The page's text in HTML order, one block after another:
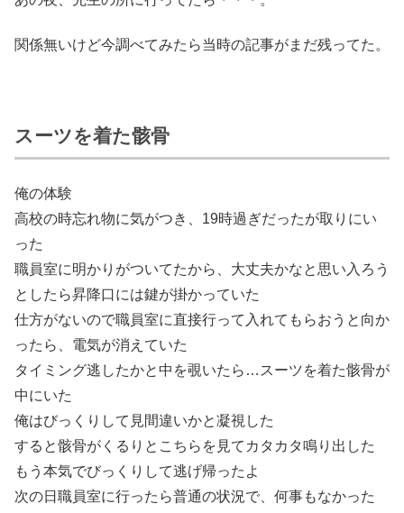
関係無いけど今調べてみたら当時の記事がまだ残ってた。
スーツを着た骸骨
俺の体験
高校の時忘れ物に気がつき、19時過ぎだったが取りにい
った
職員室に明かりがついてたから、大丈夫かなと思い入ろう
としたら昇降口には鍵が掛かっていた
仕方がないので職員室に直接行って入れてもらおうと向か
ったら、電気が消えていた
タイミング逃したかと中を覗いたら…スーツを着た骸骨が
中にいた
俺はびっくりして見間違いかと凝視した
すると骸骨がくるりとこちらを見てカタカタ鳴り出した
もう本気でびっくりして逃げ帰ったよ
次の日職員室に行ったら普通の状況で、何事もなかった